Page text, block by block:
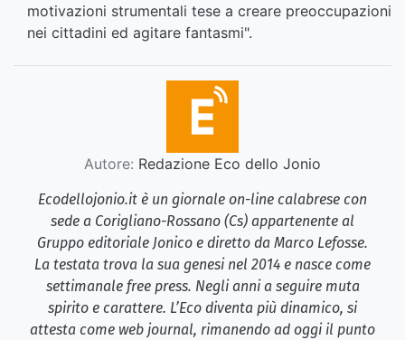
motivazioni strumentali tese a creare preoccupazioni
nei cittadini ed agitare fantasmi".
Autore: Redazione Eco dello Jonio
Ecodellojonio.it è un giornale on-line calabrese con
sede a Corigliano-Rossano (Cs) appartenente al
Gruppo editoriale Jonico e diretto da Marco Lefosse.
La testata trova la sua genesi nel 2014 e nasce come
settimanale free press. Negli anni a seguire muta
spirito e carattere. L’Eco diventa più dinamico, si
attesta come web journal, rimanendo ad oggi il punto